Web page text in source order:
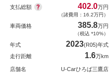
支払総額 402.0万円
（諸費用：16.2万円）
車両価格 385.8万円
（税込 *10%）
年式 2023(R05)年式
走行距離
1.6万km
店舗名 U-Carひろば三鷹店